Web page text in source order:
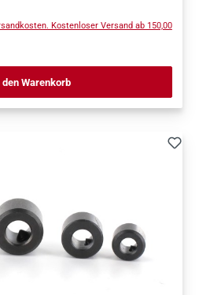
Kostenloser Versand ab 150,00
den Warenkorb